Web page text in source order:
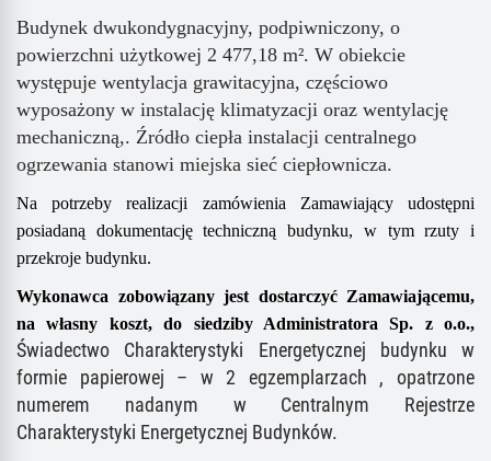
Budynek dwukondygnacyjny, podpiwniczony, o
powierzchni użytkowej 2 477,18 m². W obiekcie
występuje wentylacja grawitacyjna, częściowo
wyposażony w instalację klimatyzacji oraz wentylację
mechaniczną,. Źródło ciepła instalacji centralnego
ogrzewania stanowi miejska sieć ciepłownicza.
Na potrzeby realizacji zamówienia Zamawiający udostępni
posiadaną dokumentację techniczną budynku, w tym rzuty i
przekroje budynku.
Wykonawca zobowiązany jest dostarczyć Zamawiającemu,
na własny koszt, do siedziby Administratora Sp. z o.o.,
Świadectwo Charakterystyki Energetycznej budynku w
formie papierowej – w 2 egzemplarzach , opatrzone
numerem nadanym w Centralnym Rejestrze
Charakterystyki Energetycznej Budynków.